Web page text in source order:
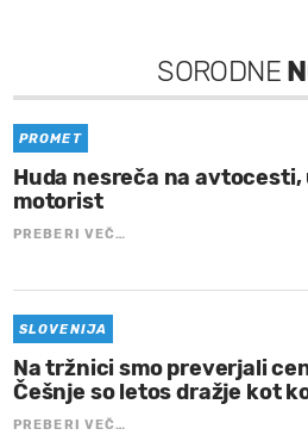
SORODNE
PROMET
Huda nesreča na avtocesti,
motorist
PREBERI VEČ…
SLOVENIJA
Na tržnici smo preverjali
Češnje so letos dražje kot
PREBERI VEČ…